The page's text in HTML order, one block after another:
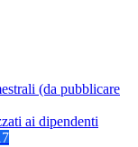
(da pubblicare
ai dipendenti